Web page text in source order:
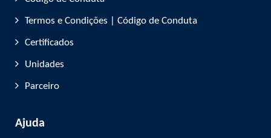
Termos e Condições | Código de Conduta
Certificados
Unidades
Parceiro
Ajuda